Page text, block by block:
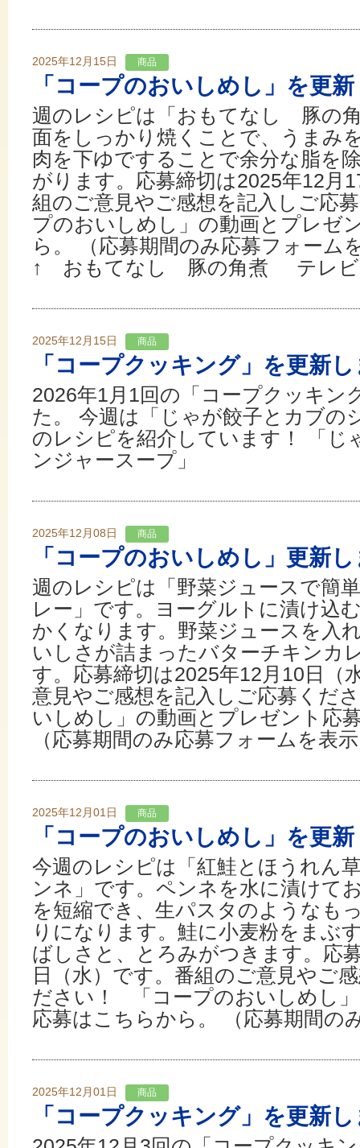
2025年12月15日 商品
「コープのおいしめし」を更新
週のレシピは「おもてなし 豚の
面をしっかり焼くことで、うまみ
肉を下ゆですることで余分な脂を
がります。応募締切は2025年12月
組のご意見やご感想を記入しご応
プのおいしめし」の動画とプレゼ
ら。 （応募期間のみ応募フォーム
↑ おもてなし 豚の角煮 テレ
2025年12月15日 商品
「コープクッキング」を更新
2026年1月1回の「コープクッキン
た。 今週は「じゃが餃子とカブの
のレシピを紹介しています！ 「じ
ンジャースープ」
2025年12月08日 商品
「コープのおいしめし」更新
週のレシピは「野菜ジュースで簡
レー」です。ヨーグルトに漬け込
かくなります。野菜ジュースを入
いしさが詰まったバターチキンカ
す。応募締切は2025年12月10日（
意見やご感想を記入しご応募くだ
いしめし」の動画とプレゼント応
（応募期間のみ応募フォームを表
2025年12月01日 商品
「コープのおいしめし」を更新
今週のレシピは「紅鮭とほうれん
ンネ」です。ペンネを水に漬けて
を短縮でき、生パスタのようなも
りになります。鮭に小麦粉をまぶ
ばしさと、とろみがつきます。応
日（水）です。番組のご意見やご
ださい！ 「コープのおいしめし
応募はこちらから。 （応募期間の
2025年12月01日 商品
「コープクッキング」を更新